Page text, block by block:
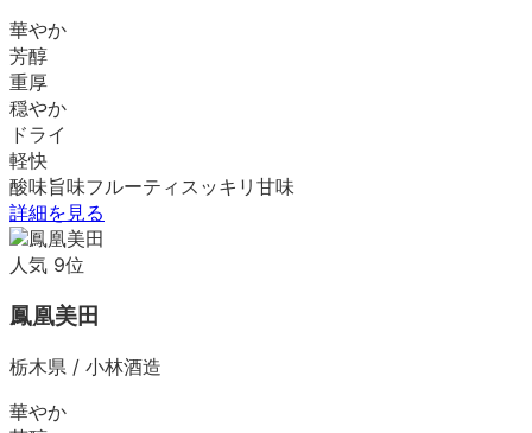
華やか
芳醇
重厚
穏やか
ドライ
軽快
酸味旨味フルーティ スッキリ 甘味
詳細を見る
人気 9位
鳳凰美田
栃木県 / 小林酒造
華やか